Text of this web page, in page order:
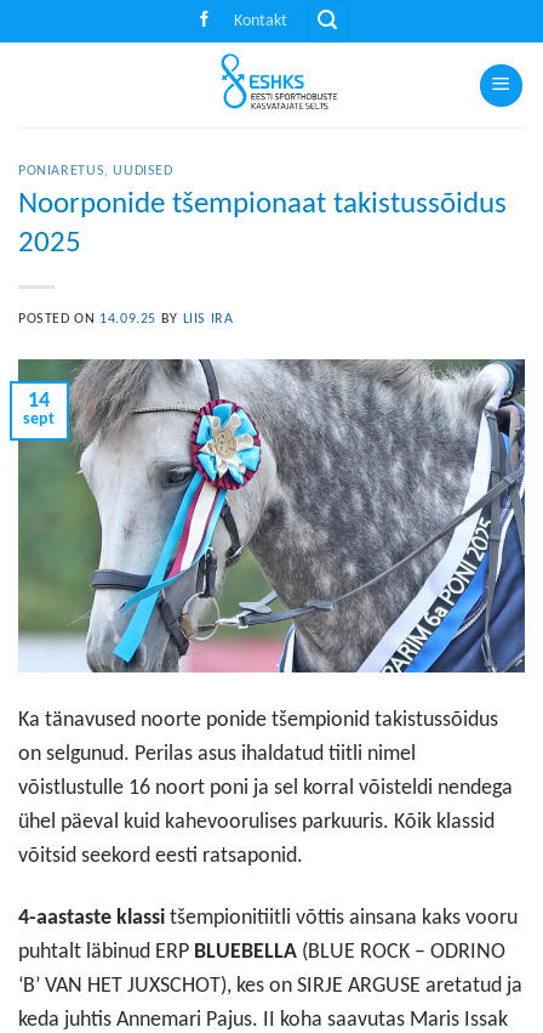
to
Kontakt
PONIARETUS,UUDISED
Noorponide tšempionaat takistussõidus
2025
POSTED ON 14.09.25 BY LIIS IRA
14
sept
Ka tänavused noorte ponide tšempionid takistussõidus
on selgunud. Perilas asus ihaldatud tiitli nimel
võistlustulle 16 noort poni ja sel korral võisteldi nendega
ühel päeval kuid kahevoorulises parkuuris. Kõik klassid
võitsid seekord eesti ratsaponid.
4-aastaste klassi tšempionitiitli võttis ainsana kaks vooru
puhtalt läbinud ERP BLUEBELLA (BLUE ROCK – ODRINO
‘B’ VAN HET JUXSCHOT), kes on SIRJE ARGUSE aretatud ja
keda juhtis Annemari Pajus. II koha saavutas Maris Issak